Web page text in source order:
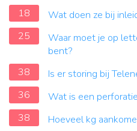
18
Wat doen ze bij
25
Waar moet je op
bent?
38
Is er storing bij
36
Wat is een
38
Hoeveel kg